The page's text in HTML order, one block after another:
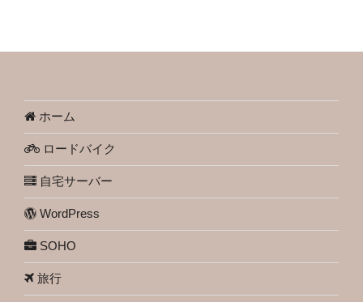
ホーム
ロードバイク
自宅サーバー
WordPress
SOHO
旅行